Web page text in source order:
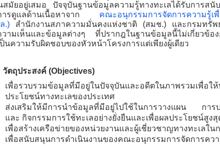
สมัยอยู่เสมอ ปัจจุบันฐานข้อมูลความรู้ทางทะเลได้รับการส
ารดูแลด้านเนื้อหาจาก คณะอนุกรรมการจัดการความรู้เ
.)สำนักงานสภาความมั่นคงแห่งชาติ (สมช.) และกรมทรัพย
วามเห็นและข้อมูลต่างๆ ที่ปรากฎในฐานข้อมูลนี้ไม่เกี่ยวข้อง
ป็นความรับผิดชอบของหัวหน้าโครงการแต่เพียงผู้เดียว
วัตถุประสงค์ (Objectives)
เพื่อรวบรวมข้อมูลที่มีอยู่ในปัจจุบันและอดีตในภาพรวมเพื่อใ
ประโยชน์ทางทะเลของประเทศ
ส่งเสริมให้มีการนำข้อมูลที่มีอยู่ไปใช้ในการวางแผน การบ
และ กิจกรรมการใช้ทะเลอย่างยั่งยืนและเพื่อผลประโยชน์สูง
เพื่อสร้างเครือข่ายของหน่วยงานและผู้เชี่ยวชาญทางทะเลใ
เพื่อสนับสนุนการดำเนินงานของคณะอนุกรรมการจัดการคว